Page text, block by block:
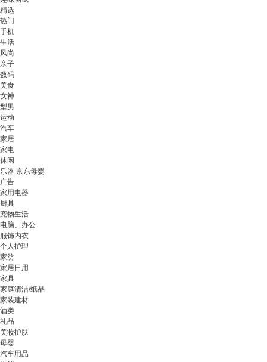
精选
热门
手机
生活
风尚
亲子
数码
美食
女神
型男
运动
汽车
家居
家电
休闲
乐器 京东母婴
广告
家用电器
厨具
宠物生活
电脑、办公
服饰内衣
个人护理
家纺
家居日用
家具
家庭清洁/纸品
家装建材
酒类
礼品
美妆护肤
母婴
汽车用品